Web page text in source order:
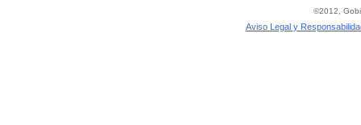
©2012,
Aviso Legal y